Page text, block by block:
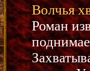
Волчья
Роман